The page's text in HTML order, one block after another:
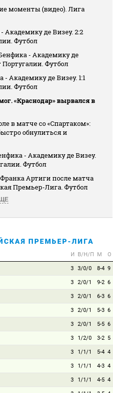
моменты (видео). Лига
Академику де Визеу. 2:2
Футбол
- Академику де
Португалии. Футбол
Академику де Визеу. 1:1
Футбол
«Краснодар» вырвался в
в матче со «Спартаком»:
обнулиться и
- Академику де Визеу.
Футбол
Артиги после матча
Премьер-Лига. Футбол
ПРЕМЬЕР-ЛИГА
И В/Н/П М О
3 3/0/0 8-4 9
3 2/0/1 9-2 6
3 2/0/1 6-3 6
3 2/0/1 5-3 6
3 2/0/1 5-5 6
3 1/2/0 3-2 5
3 1/1/1 5-4 4
3 1/1/1 4-3 4
3 1/1/1 4-5 4